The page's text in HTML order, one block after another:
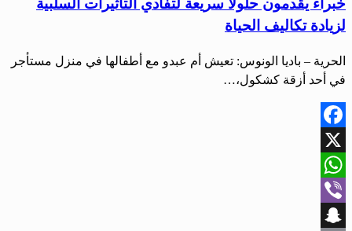
خبراء يقدمون حلولاً سريعة لتفادي التأثيرات السلبية
لزيادة تكاليف الحياة
الحرية – باديا الونوس: تعيش أم عبدو مع أطفالها في منزل مستأجر
في أحد أزقة كشكول،…
Facebook
X
WhatsApp
Viber